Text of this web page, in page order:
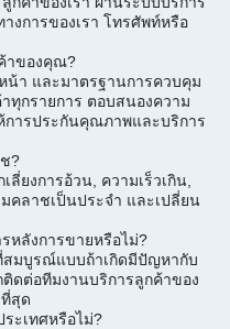
งการของเรา โทรศัพท์หรือ
าของคุณ?
น้า และมาตรฐานการควบคุม
ทุกรายการ ตอบสนองความ
การประกันคุณภาพและบริการ
?
ยงการอ้วน, ความเร็วเกิน,
คลาชเป็นประจํา และเปลี่ยน
หลังการขายหรือไม่?
สมบูรณ์แบบถ้าเกิดมีปัญหากับ
ดต่อทีมงานบริการลูกค้าของ
สุด
ะเทศหรือไม่?